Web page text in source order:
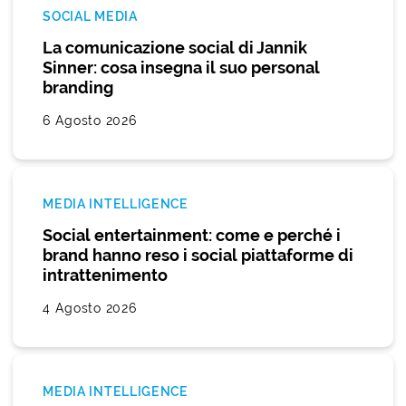
SOCIAL MEDIA
La comunicazione social di Jannik
Sinner: cosa insegna il suo personal
branding
6 Agosto 2026
MEDIA INTELLIGENCE
Social entertainment: come e perché i
brand hanno reso i social piattaforme di
intrattenimento
4 Agosto 2026
MEDIA INTELLIGENCE